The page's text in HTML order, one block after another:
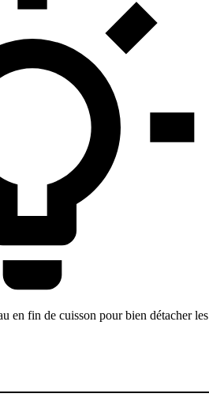
en fin de cuisson pour bien détacher les